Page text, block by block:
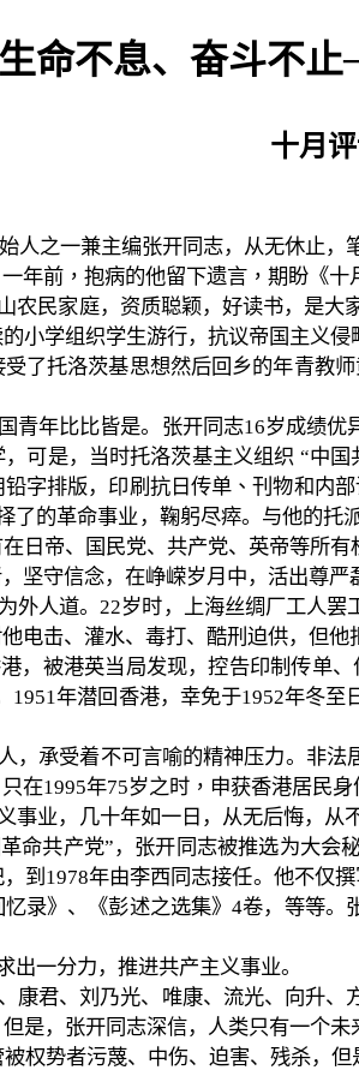
生命不息、奋斗不
十月
人之一兼主编张开同志，从无休止，
年前，抱病的他留下遗言，期盼 《
民家庭，资质聪颖，好读书，是大
小学组织学生游行，抗议帝国主义
了托洛茨基思想然后回乡的年青教
青年比比皆是。张开同志16岁成绩优
可是，当时托洛茨基主义组织 “中国
字排版，印刷抗日传单、刊物和内
了的革命事业，鞠躬尽瘁。与他的托
日帝、国民党、共产党、英帝等所
坚守信念，在峥嵘岁月中，活出尊严
外人道。22岁时，上海丝绸厂工人罢
电击、灌水、毒打、酷刑迫供，但他
，被港英当局发现，控告印制传单
1951年潜回香港，幸免于1952年冬至
，承受着不可言喻的精神压力。非
在1995年75岁之时，申获香港居民
业，几十年如一日，从无后悔，从
命共产党” ，张开同志被推选为大会
到 1978年由李西同志接任。他不仅
录》、《彭述之选集》4卷，等等。
一分力，推进共产主义事业。
康君、刘乃光、唯康、流光、向升、
是，张开同志深信，人类只有一个
权势者污蔑、中伤、迫害、残杀，